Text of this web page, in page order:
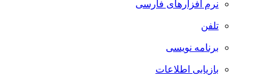
نرم افزارهای فارسی
تلفن
برنامه نویسی
بازیابی اطلاعات